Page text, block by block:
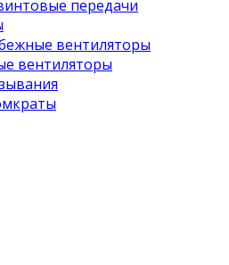
передачи
вентиляторы
вентиляторы